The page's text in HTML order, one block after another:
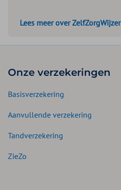
Lees meer over ZelfZorgWijzer
Onze verzekeringen
Basisverzekering
Aanvullende verzekering
Tandverzekering
ZieZo